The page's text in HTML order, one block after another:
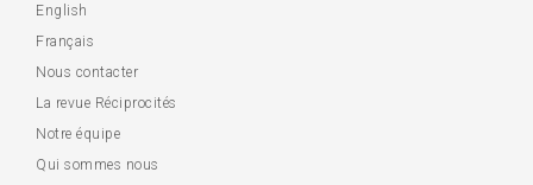
English
Français
Nous contacter
La revue Réciprocités
Notre équipe
Qui sommes nous